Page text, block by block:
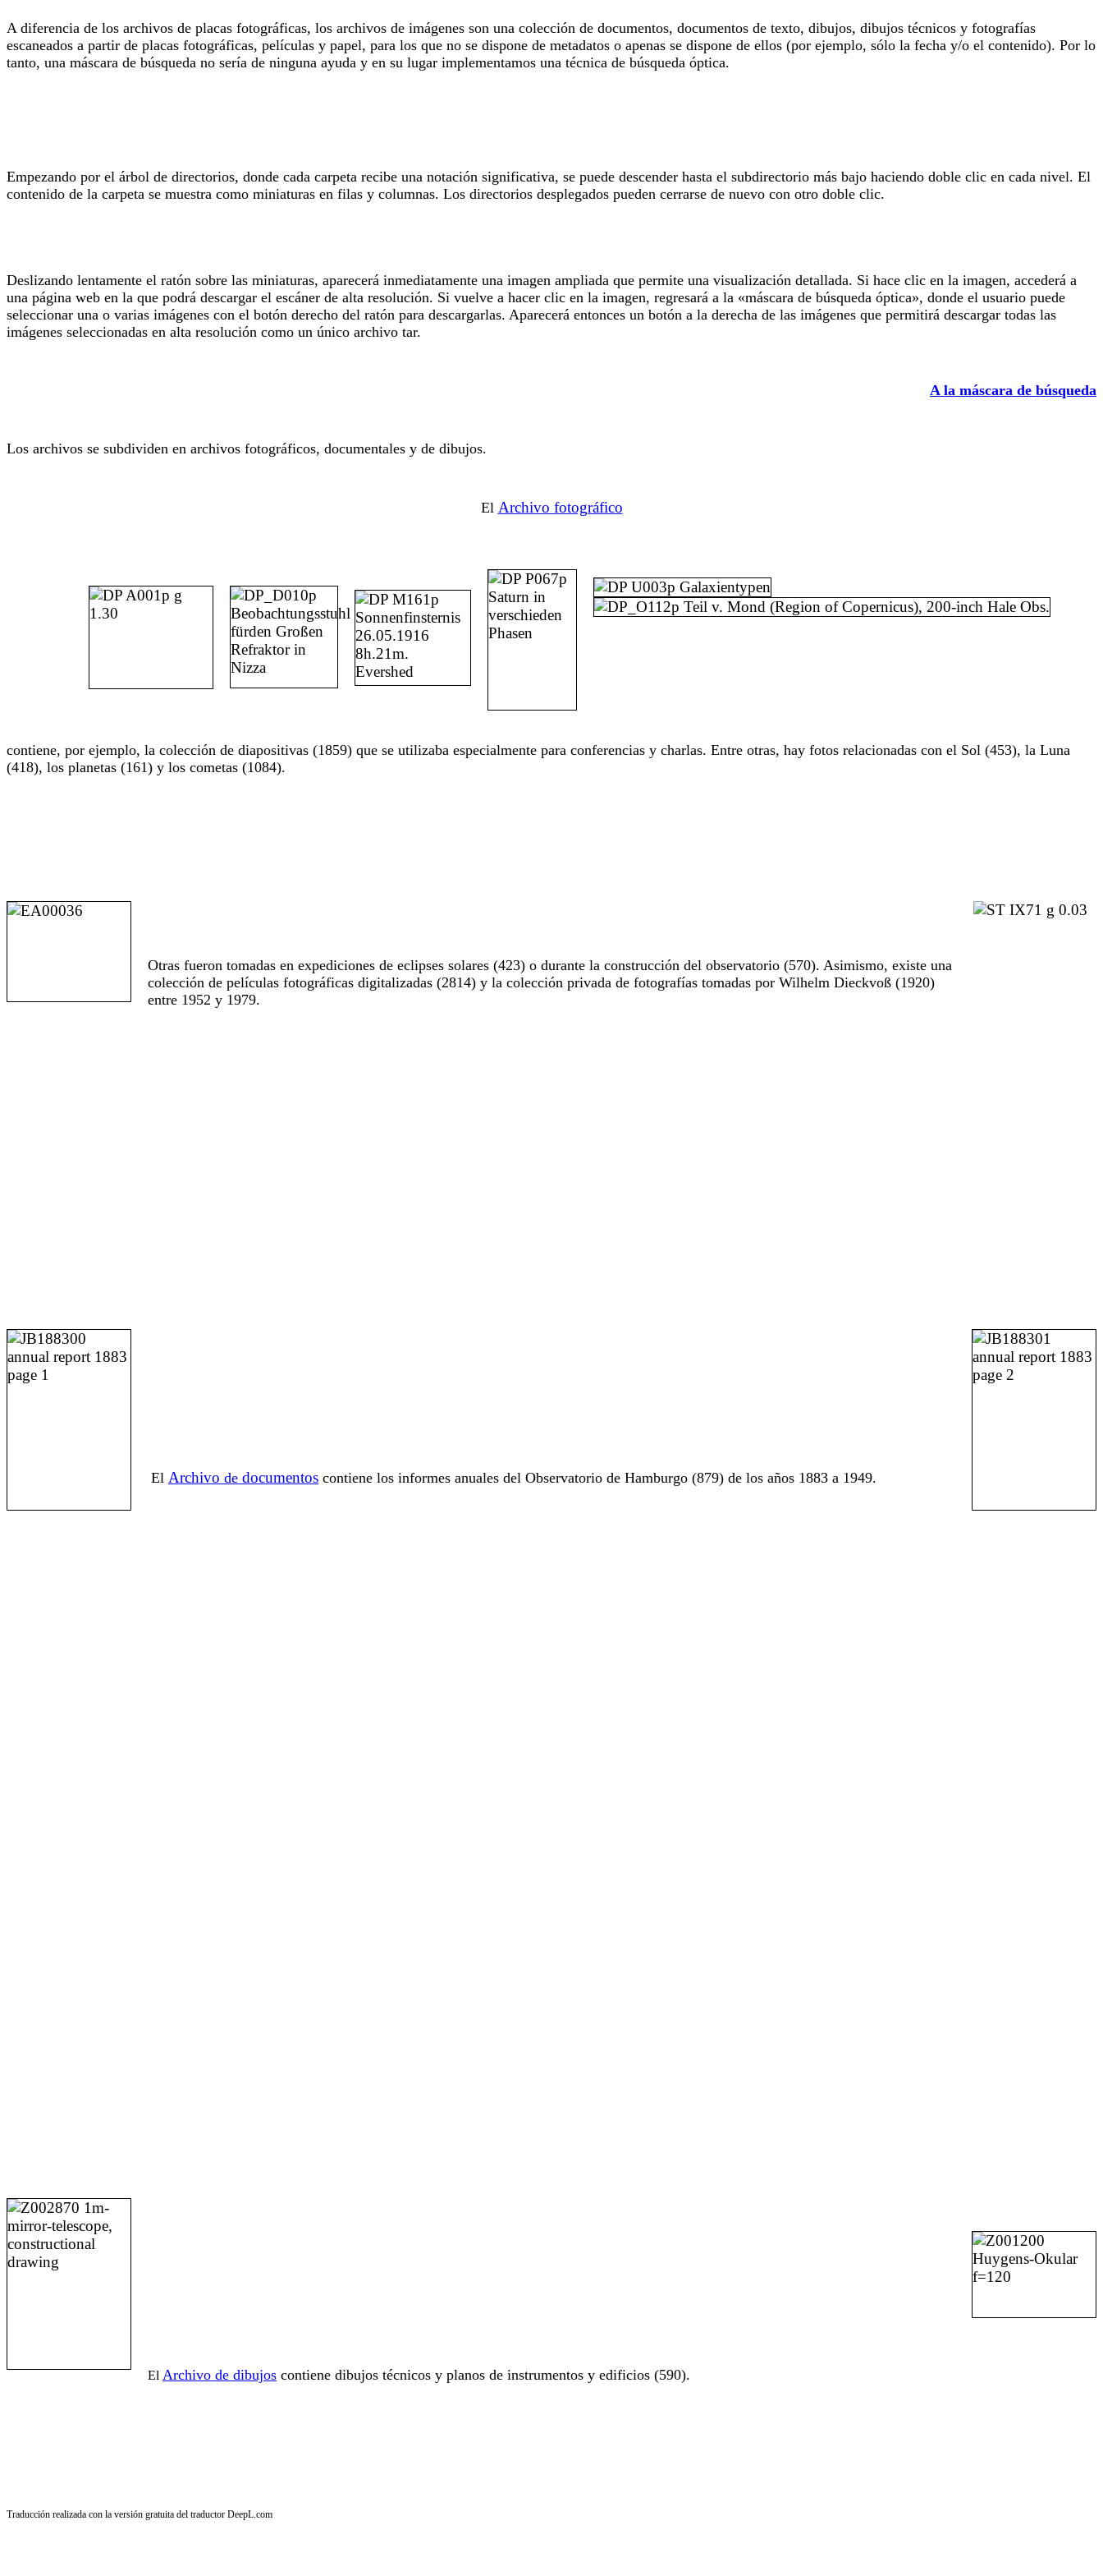
A diferencia de los archivos de placas fotográficas, los archivos de imágenes son una colección de documentos, documentos de texto, dibujos, dibujos técnicos y fotografías
escaneados a partir de placas fotográficas, películas y papel, para los que no se dispone de metadatos o apenas se dispone de ellos (por ejemplo, sólo la fecha y/o el contenido). Por lo
tanto, una máscara de búsqueda no sería de ninguna ayuda y en su lugar implementamos una técnica de búsqueda óptica.
Empezando por el árbol de directorios, donde cada carpeta recibe una notación significativa, se puede descender hasta el subdirectorio más bajo haciendo doble clic en cada nivel. El
contenido de la carpeta se muestra como miniaturas en filas y columnas. Los directorios desplegados pueden cerrarse de nuevo con otro doble clic.
Deslizando lentamente el ratón sobre las miniaturas, aparecerá inmediatamente una imagen ampliada que permite una visualización detallada. Si hace clic en la imagen, accederá a
una página web en la que podrá descargar el escáner de alta resolución. Si vuelve a hacer clic en la imagen, regresará a la «máscara de búsqueda óptica», donde el usuario puede
seleccionar una o varias imágenes con el botón derecho del ratón para descargarlas. Aparecerá entonces un botón a la derecha de las imágenes que permitirá descargar todas las
imágenes seleccionadas en alta resolución como un único archivo tar.
A la máscara de búsqueda
Los archivos se subdividen en archivos fotográficos, documentales y de dibujos.
El Archivo fotográfico
contiene, por ejemplo, la colección de diapositivas (1859) que se utilizaba especialmente para conferencias y charlas. Entre otras, hay fotos relacionadas con el Sol (453), la Luna
(418), los planetas (161) y los cometas (1084).
Otras fueron tomadas en expediciones de eclipses solares (423) o durante la construcción del observatorio (570). Asimismo, existe una
colección de películas fotográficas digitalizadas (2814) y la colección privada de fotografías tomadas por Wilhelm Dieckvoß (1920)
entre 1952 y 1979.
El Archivo de documentos contiene los informes anuales del Observatorio de Hamburgo (879) de los años 1883 a 1949.
El Archivo de dibujos contiene dibujos técnicos y planos de instrumentos y edificios (590).
Traducción realizada con la versión gratuita del traductor DeepL.com